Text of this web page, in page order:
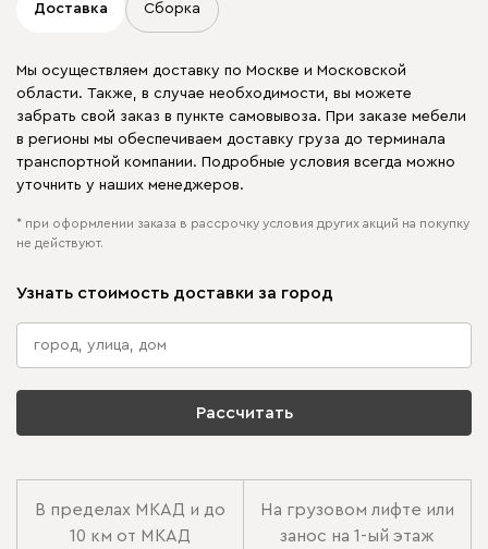
Доставка Сборка
Мы осуществляем доставку по Москве и Московской
области. Также, в случае необходимости, вы можете
забрать свой заказ в пункте самовывоза. При заказе мебели
в регионы мы обеспечиваем доставку груза до терминала
транспортной компании. Подробные условия всегда можно
уточнить у наших менеджеров.
* при оформлении заказа в рассрочку условия других акций на покупку
не действуют.
Узнать стоимость доставки за город
Рассчитать
В пределах МКАД и до
10 км от МКАД
На грузовом лифте или
занос на 1-ый этаж